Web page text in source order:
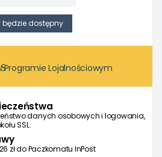
Lojalnościowym
danych osobowych i logowania,
SSL.
zł do Paczkomatu InPost